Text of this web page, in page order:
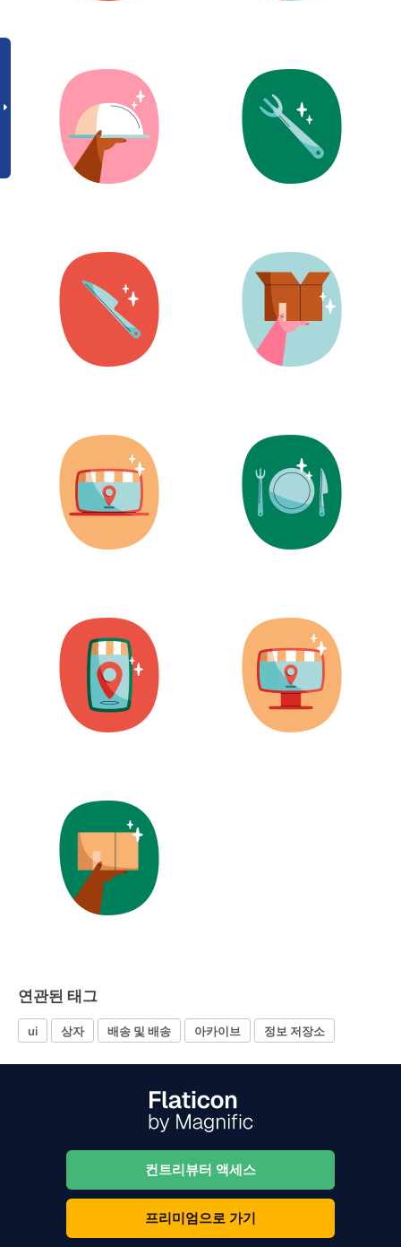
연관된 태그
ui 상자 배송 및 배송 아카이브 정보 저장소
컨트리뷰터 액세스
프리미엄으로 가기